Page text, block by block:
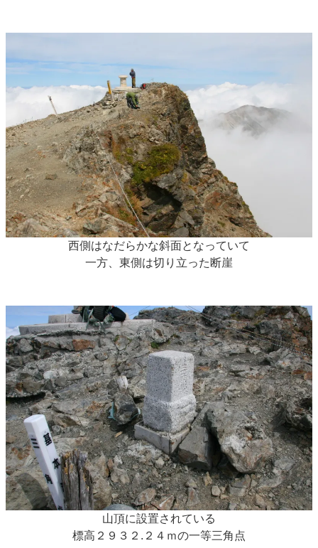
西側はなだらかな斜面となっていて
一方、東側は切り立った断崖
山頂に設置されている
標高２９３２.２４ｍの一等三角点